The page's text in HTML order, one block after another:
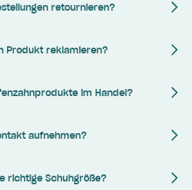
retournieren?
Produkt reklamieren?
im Handel?
aufnehmen?
richtige Schuhgröße?